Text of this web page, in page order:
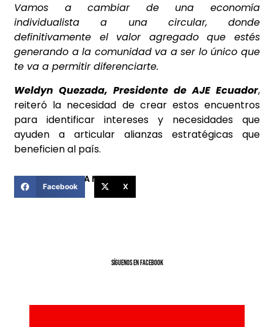
Vamos a cambiar de una economía
individualista a una circular, donde
definitivamente el valor agregado que estés
generando a la comunidad va a ser lo único que
te va a permitir diferenciarte.
Weldyn Quezada, Presidente de AJE Ecuador,
reiteró la necesidad de crear estos encuentros
para identificar intereses y necesidades que
ayuden a articular alianzas estratégicas que
beneficien al país.
COMPARTIR ESTA NOTICIA
Facebook X
SíGUENOS EN FACEBOOK